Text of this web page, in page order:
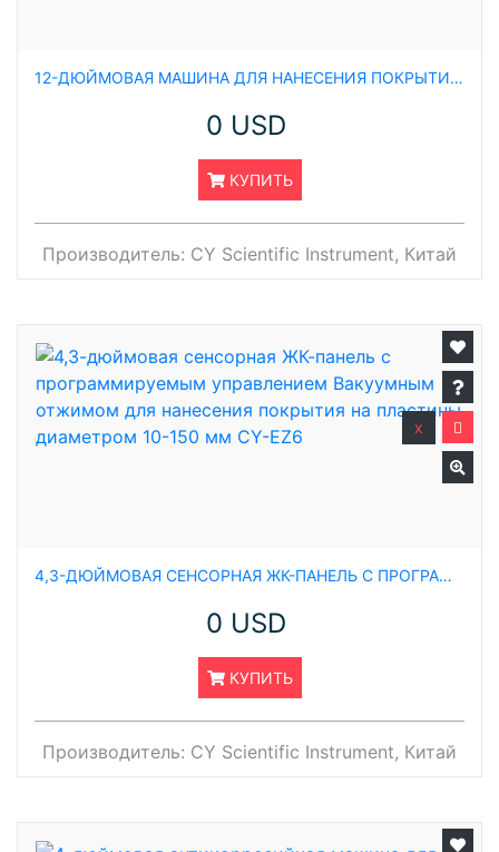
12-ДЮЙМОВАЯ МАШИНА ДЛЯ НАНЕСЕНИЯ ПОКРЫТИЯ С КАМЕРОЙ ИЗ НЕРЖАВЕЮЩЕЙ СТАЛИ
0 USD
КУПИТЬ
Производитель: CY Scientific Instrument, Китай
4,3-ДЮЙМОВАЯ СЕНСОРНАЯ ЖК-ПАНЕЛЬ С ПРОГРАММИРУЕМЫМ УПРАВЛЕНИЕМ ВАКУУМНЫМ ОТЖИМОМ ДЛЯ НАНЕСЕНИЯ ПОКРЫТИЯ НА ПЛАСТИНЫ ДИАМЕТРОМ 10-150 ММ CY-EZ6
0 USD
КУПИТЬ
x
Производитель: CY Scientific Instrument, Китай